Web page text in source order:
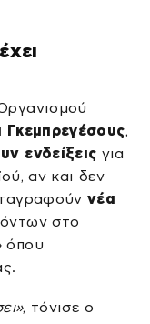
,
ενδείξεις για
αν και δεν
νέα
στο
όπου
, τόνισε ο